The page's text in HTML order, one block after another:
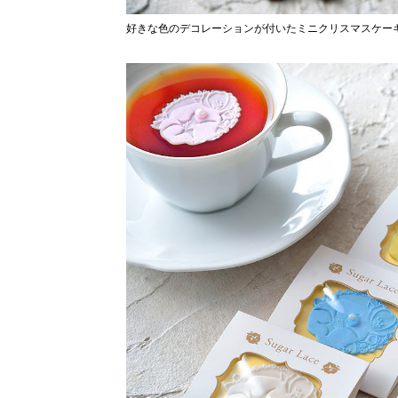
好きな色のデコレーションが付いたミニクリスマスケー